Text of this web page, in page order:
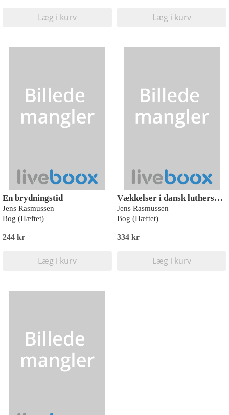
Læg i kurv Læg i kurv
En brydningstid
Jens Rasmussen
Bog (Hæftet)
244 kr
Læg i kurv
Vækkelser i dansk luthersk fælleskultur
Jens Rasmussen
Bog (Hæftet)
334 kr
Læg i kurv